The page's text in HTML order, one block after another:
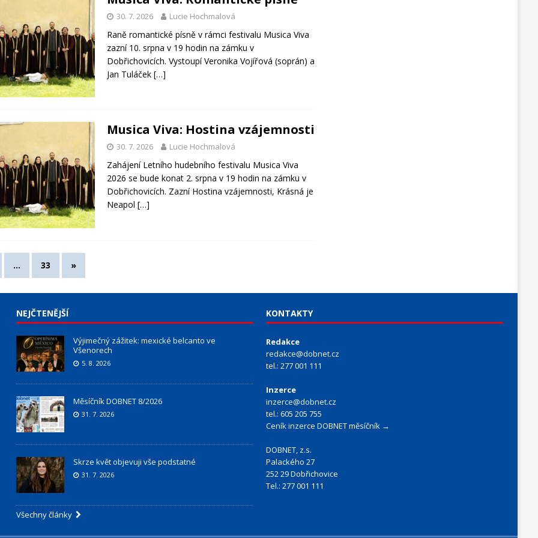
30. 7. 2026 Lucie Hochmalová
Raně romantické písně v rámci festivalu Musica Viva
zazní 10. srpna v 19 hodin na zámku v
Dobřichovicích. Vystoupí Veronika Vojířová (soprán) a
Jan Tuláček[…]
Musica Viva: Hostina vzájemnosti
30. 7. 2026 Lucie Hochmalová
Zahájení Letního hudebního festivalu Musica Viva
2026 se bude konat 2. srpna v 19 hodin na zámku v
Dobřichovicích. Zazní Hostina vzájemnosti, Krásná je
Neapol[…]
… 33 »
NEJČTENĚJŠÍ
Výjimečný zážitek: mexické belcanto ve
Všenorech
5. 8. 2026
Měsíčník DOBNET 8/2026
31. 7. 2026
Skrze květ objevuji vše podstatné
31. 7. 2026
Všechny články
KONTAKTY
Redakce
redakce@dobnet.cz
tel.: 277 001 111
Inzerce
inzerce@dobnet.cz
tel.: 605 205 755
Ceník inzerce DOBNET měsíčník →
DOBNET, z.s.
Palackého 27
252 29 Dobřichovice
Tel.: 277 001 111